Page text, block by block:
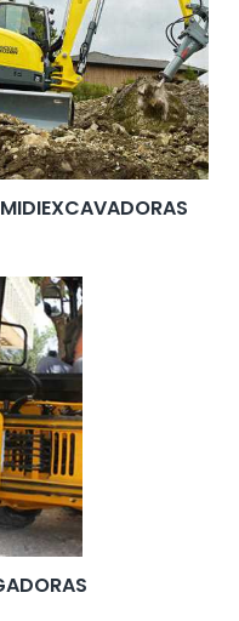
MIDIEXCAVADORAS